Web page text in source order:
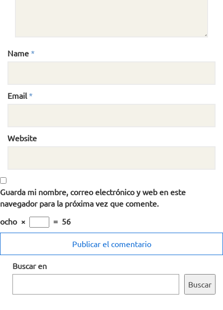
Name *
Email *
Website
Guarda mi nombre, correo electrónico y web en este
navegador para la próxima vez que comente.
ocho × = 56
Buscar en
Buscar